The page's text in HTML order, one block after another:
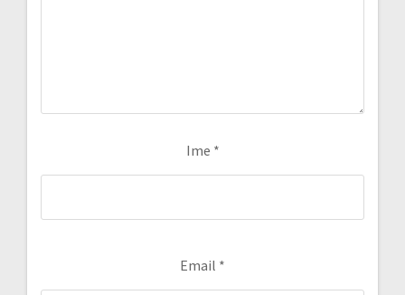
Ime *
Email *